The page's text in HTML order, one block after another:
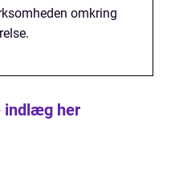
omkring
indlæg her